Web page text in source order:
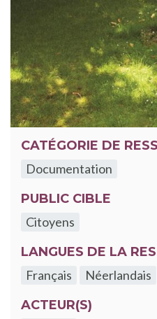
CATÉGORIE DE
Documentation
PUBLIC CIBLE
Citoyens
LANGUES DE LA
Français
Néerlandais
ACTEUR(S)